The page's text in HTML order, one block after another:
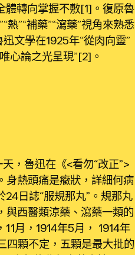
體轉向掌握不敷[1]。復原魯
”“補藥”“瀉藥”視角來熟悉
文學在1925年“從肉向靈”
心論之光呈現”[2]。
，魯迅在《<看勿“改正”>
身熱頭痛是癥狀，詳細何病
日誌“服規那丸”。規那丸
與西醫類涼藥、瀉藥一類的
月，1914年5月， 1914年
四顆不定，五顆是最大批的